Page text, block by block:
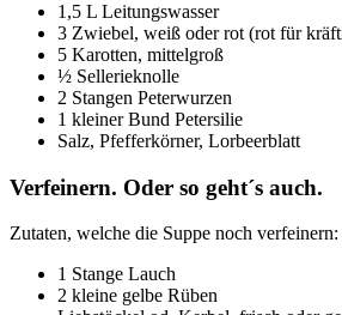
1,5 L Leitungswasser
3 Zwiebel, weiß oder rot (rot für
5 Karotten, mittelgroß
½ Sellerieknolle
2 Stangen Peterwurzen
1 kleiner Bund Petersilie
Salz, Pfefferkörner, Lorbeerblatt
Verfeinern. Oder so geht´s auch.
Zutaten, welche die Suppe noch verfeinern:
1 Stange Lauch
2 kleine gelbe Rüben